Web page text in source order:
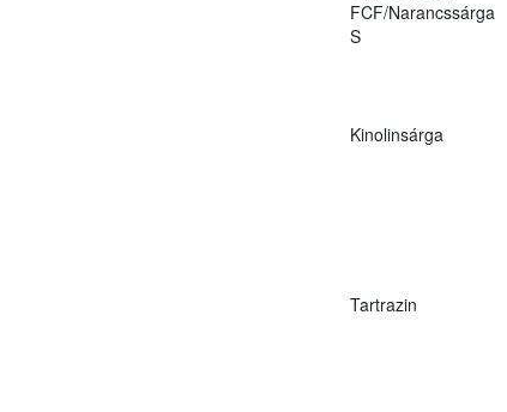
FCF/Narancssárga
S
Kinolinsárga
Tartrazin